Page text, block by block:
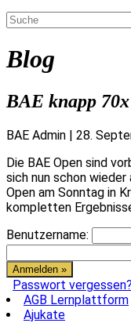
Blog
BAE knapp
BAE Admin | 28.
Die BAE Open sind
sich nun schon
Open am Sonntag in
kompletten
Benutzername:
Passwort vergessen?
AGB Lernplattform
Ajukate